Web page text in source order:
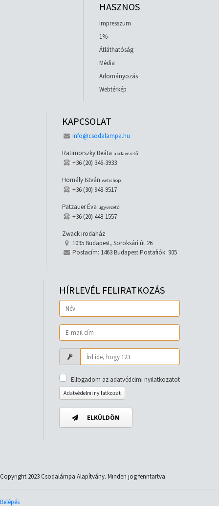
HASZNOS
Impresszum
1%
Átláthatóság
Média
Adományozás
Webtérkép
KAPCSOLAT
info@csodalampa.hu
Ratimorszky Beáta irodavezető
+36 (20) 346-3933
Homály István webshop
+36 (30) 948-9517
Patzauer Éva ügyvezető
+36 (20) 448-1557
Zwack irodaház
1095 Budapest, Soroksári út 26
Postacím: 1463 Budapest Postafiók: 905
HÍRLEVÉL FELIRATKOZÁS
Elfogadom az adatvédelmi nyilatkozatot
Adatvédelmi nyilatkozat
ELKÜLDÖM
Copyright 2023 Csodalámpa Alapítvány. Minden jog fenntartva.
Belépés